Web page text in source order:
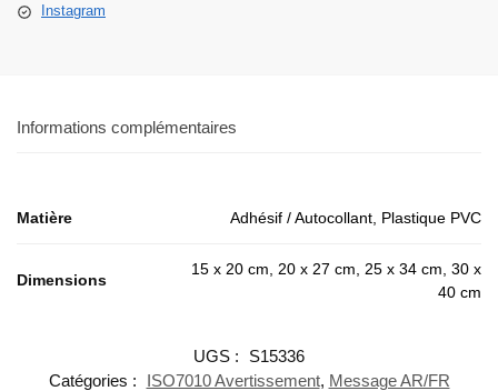
Instagram
Informations complémentaires
Matière Adhésif / Autocollant, Plastique PVC
Dimensions
15 x 20 cm, 20 x 27 cm, 25 x 34 cm, 30 x
40 cm
UGS :
S15336
Catégories :
ISO7010 Avertissement, Message AR/FR